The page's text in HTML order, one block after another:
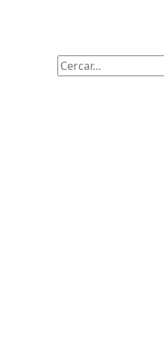
Cercar: